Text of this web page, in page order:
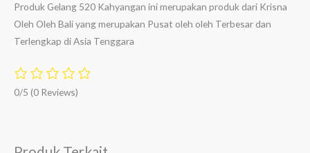
Produk Gelang 520 Kahyangan ini merupakan produk dari Krisna
Oleh Oleh Bali yang merupakan Pusat oleh oleh Terbesar dan
Terlengkap di Asia Tenggara
0/5 (0 Reviews)